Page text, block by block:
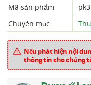
Mã sản phẩm
Chuyên mục
Nếu phát hiện nội
thông tin cho chúng